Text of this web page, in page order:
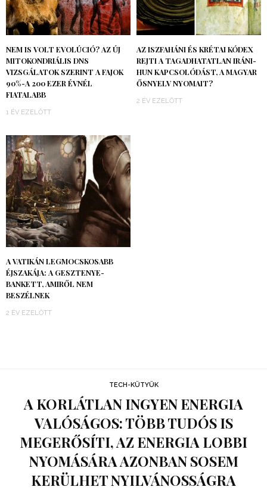
NEM IS VOLT EVOLÚCIÓ? AZ ÚJ
MITOKONDRIÁLIS DNS
VIZSGÁLATOK SZERINT A FAJOK
90%-A 200 EZER ÉVNÉL
FIATALABB
1 ÉV EZELŐTT
AZ ISZFAHÁNI ÉS KRÉTAI KÓDEX
REJTI A TAGADHATATLAN IRÁNI-
HUN KAPCSOLÓDÁST, A MAGYAR
ŐSNYELV NYOMAIT?
2 ÉV EZELŐTT
A VATIKÁN LEGMOCSKOSABB
ÉJSZAKÁJA: A GESZTENYE-
BANKETT, AMIRŐL NEM
BESZÉLNEK
2 ÉV EZELŐTT
TECH-KÜTYÜK
A KORLÁTLAN INGYEN ENERGIA
VALÓSÁGOS: TÖBB TUDÓS IS
MEGERŐSÍTI, AZ ENERGIA LOBBI
NYOMÁSÁRA AZONBAN SOSEM
KERÜLHET NYILVÁNOSSÁGRA